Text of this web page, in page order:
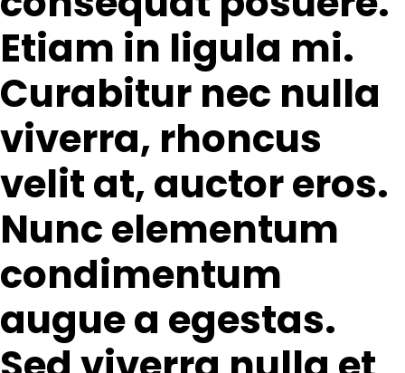
Etiam in ligula mi.
Curabitur nec nulla
viverra, rhoncus
velit at, auctor eros.
Nunc elementum
condimentum
augue a egestas.